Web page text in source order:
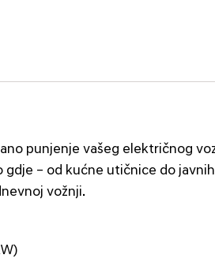
punjenje vašeg električnog
– od kućne utičnice do
vožnji.